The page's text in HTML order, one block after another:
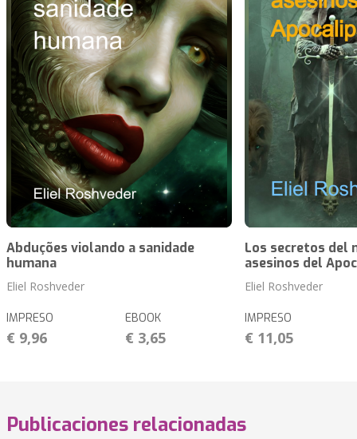
Abduções violando a sanidade
humana
Eliel Roshveder
IMPRESO
€ 9,96
EBOOK
€ 3,65
Los secretos del
asesinos del
Eliel Roshveder
IMPRESO
€ 11,05
Publicaciones relacionadas